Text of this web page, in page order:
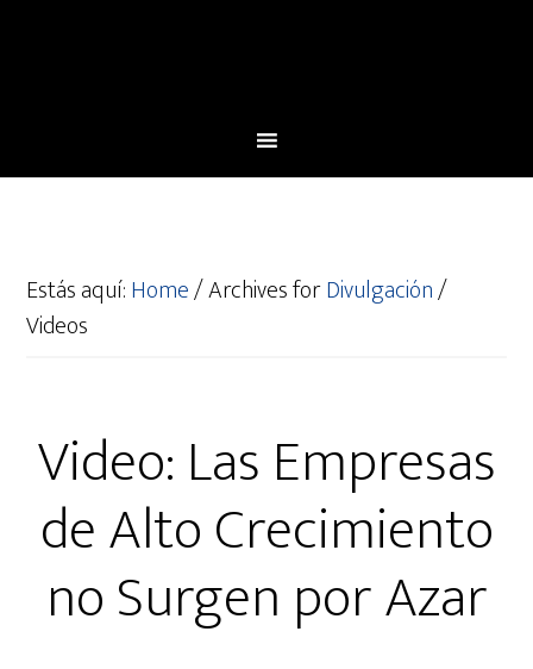
Estás aquí:Home/Archives forDivulgación/
Videos
Video: Las Empresas
de Alto Crecimiento
no Surgen por Azar